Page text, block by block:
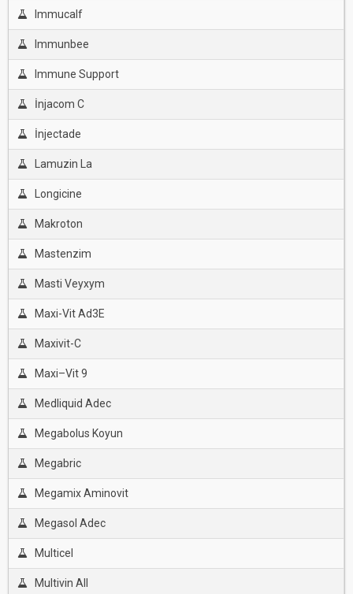
Immucalf
Immunbee
Immune Support
İnjacom C
İnjectade
Lamuzin La
Longicine
Makroton
Mastenzim
Masti Veyxym
Maxi-Vit Ad3E
Maxivit-C
Maxi–Vit 9
Medliquid Adec
Megabolus Koyun
Megabric
Megamix Aminovit
Megasol Adec
Multicel
Multivin All